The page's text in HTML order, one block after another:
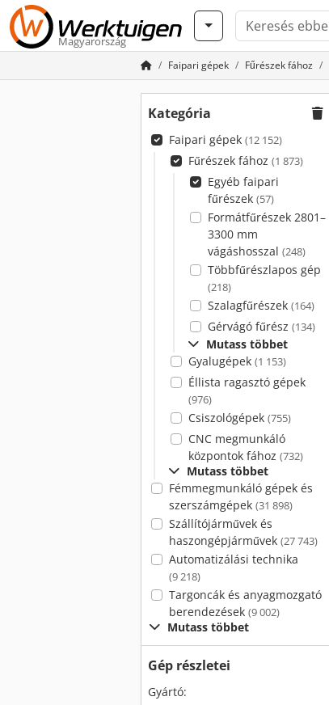
Magyarország
Faipari gépek Fűrészek fához
Kategória
Faipari gépek (12 152)
Fűrészek fához (1 873)
Egyéb faipari
fűrészek (57)
Formátfűrészek 2801–
3300 mm
vágáshosszal (248)
Többfűrészlapos gép
(218)
Szalagfűrészek (164)
Gérvágó fűrész (134)
Mutass többet
Gyalugépek (1 153)
Éllista ragasztó gépek
(976)
Csiszológépek (755)
CNC megmunkáló
központok fához (732)
Mutass többet
Fémmegmunkáló gépek és
szerszámgépek (31 898)
Szállítójárművek és
haszongépjárművek (27 743)
Automatizálási technika
(9 218)
Targoncák és anyagmozgató
berendezések (9 002)
Mutass többet
Gép részletei
Gyártó: